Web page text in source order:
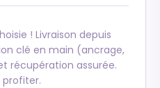
! Livraison depuis
clé en main (ancrage,
récupération assurée.
profiter.